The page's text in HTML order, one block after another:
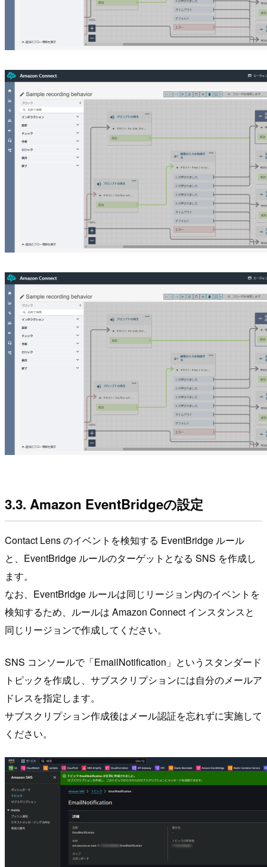
3.3. Amazon EventBridgeの設定
Contact Lens のイベントを検知する EventBridge ルール
と、EventBridge ルールのターゲットとなる SNS を作成し
ます。
なお、EventBridge ルールは同じリージョン内のイベントを
検知するため、ルールは Amazon Connect インスタンスと
同じリージョンで作成してください。
SNS コンソールで「EmailNotification」というスタンダード
トピックを作成し、サブスクリプションには自分のメールア
ドレスを指定します。
サブスクリプション作成後はメール認証を忘れずに実施して
ください。